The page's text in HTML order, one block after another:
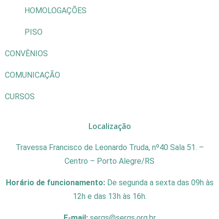
HOMOLOGAÇÕES
PISO
CONVÊNIOS
COMUNICAÇÃO
CURSOS
Localização
Travessa Francisco de Leonardo Truda, nº40 Sala 51. –
Centro – Porto Alegre/RS
Horário de funcionamento: De segunda a sexta das 09h às
12h e das 13h às 16h.